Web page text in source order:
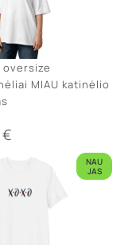
oversize
MIAU katinėlio
€
NAU
JAS